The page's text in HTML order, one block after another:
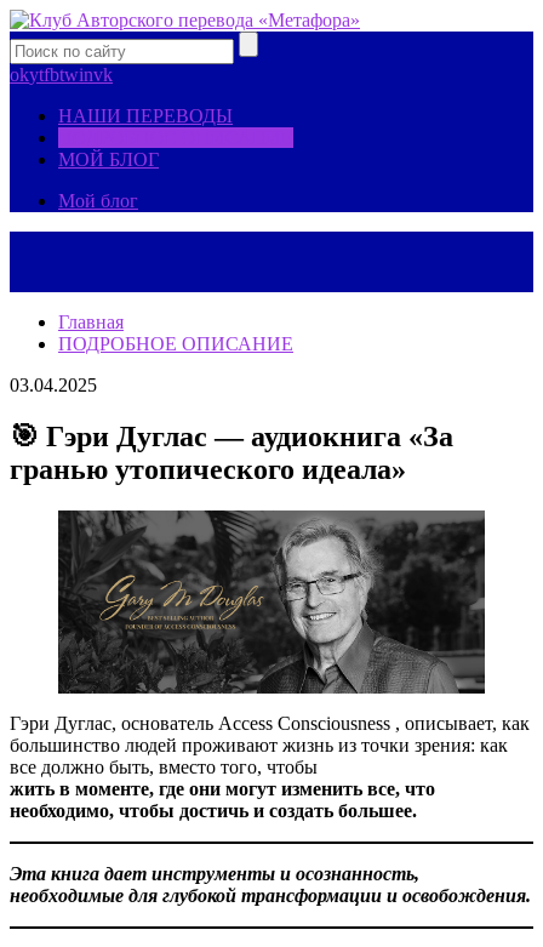
okytfbtwinvk
НАШИ ПЕРЕВОДЫ
МОЙ БЛОГ
Мой блог
Главная
ПОДРОБНОЕ ОПИСАНИЕ
03.04.2025
🎯 Гэри Дуглас — аудиокнига «За
гранью утопического идеала»
Гэри Дуглас, основатель Access Consciousness , описывает, как
большинство людей проживают жизнь из точки зрения: как
все должно быть, вместо того, чтобы
жить в моменте, где они могут изменить все, что
необходимо, чтобы достичь и создать большее.
Эта книга дает инструменты и осознанность,
необходимые для глубокой трансформации и освобождения.